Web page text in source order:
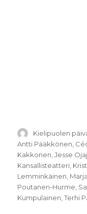
Kirjoittaja
Kielipuolen
Antti Pääkkönen
Kakkonen ,Jesse
Kansallisteatteri
Lemminkäinen
Poutanen-Hurme
Kumpulainen ,Terhi